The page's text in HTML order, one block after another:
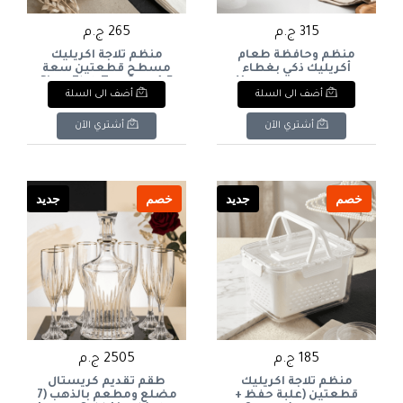
315 ج.م
منظم وحافظة طعام
أكريليك ذكي بغطاء
تفريغ الهواء Vacuum
(سعة 2 لتر): Smart
Acrylic Vacuum Food
Storage Container - 2L
Capacity
أضف الى السلة
أشتري الآن
265 ج.م
منظم ثلاجة أكريليك
مسطح قطعتين سعة
4.5 لتر 2-Piece Flat-Top
Acrylic Fridge Organizer
- 4.5L Capacity
أضف الى السلة
أشتري الآن
خصم جديد
185 ج.م
منظم ثلاجة أكريليك
قطعتين (علبة حفظ +
خصم جديد
2505 ج.م
طقم تقديم كريستال
مضلع ومطعم بالذهب (7